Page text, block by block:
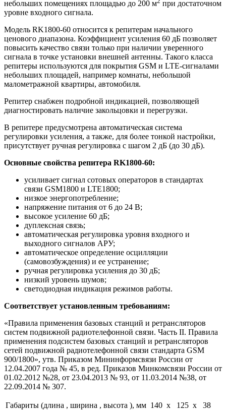
небольших помещениях площадью до 200 м
при достаточном
уровне входного сигнала.
Модель RK1800-60 относится к репитерам начального
ценового диапазона. Коэффициент усиления 60 дБ позволяет
повысить качество связи только при наличии уверенного
сигнала в точке установки внешней антенны. Такого класса
репитеры используются для покрытия GSM и LTE-сигналами
небольших площадей, например комнаты, небольшой
малометражной квартиры, автомобиля.
Репитер снабжен подробной индикацией, позволяющей
диагностировать наличие закольцовки и перегрузки.
В репитере предусмотрена автоматическая система
регулировки усиления, а также, для более тонкой настройки,
присутствует ручная регулировка с шагом 2 дБ (до 30 дБ).
Основные свойства репитера RK1800-60:
усиливает сигнал сотовых операторов в стандартах
связи GSM1800 и LTE1800;
низкое энергопотребление;
напряжение питания от 6 до 24 В;
высокое усиление 60 дБ;
дуплексная связь;
автоматическая регулировка уровня входного и
выходного сигналов АРУ;
автоматическое определение осцилляции
(самовозбуждения) и ее устранение;
ручная регулировка усиления до 30 дБ;
низкий уровень шумов;
светодиодная индикация режимов работы.
Соответствует установленным требованиям:
«Правила применения базовых станций и ретрансляторов
систем подвижной радиотелефонной связи. Часть II. Правила
применения подсистем базовых станций и ретрансляторов
сетей подвижной радиотелефонной связи стандарта GSM
900/1800», утв. Приказом Мининформсвязи России от
12.04.2007 года № 45, в ред. Приказов Минкомсвязи России от
01.02.2012 №28, от 23.04.2013 № 93, от 11.03.2014 №38, от
22.09.2014 № 307.
Габариты (длина , ширина , высота ), мм 140 x 125 x 38